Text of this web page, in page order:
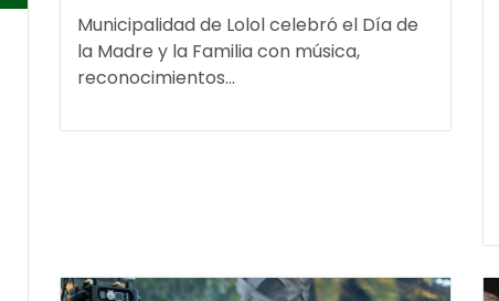
Municipalidad de Lolol celebró el Día de
la Madre y la Familia con música,
reconocimientos...